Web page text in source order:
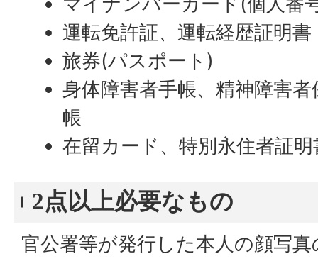
運転免許証、運転経歴証明書
旅券(パスポート)
身体障害者手帳、精神障害
帳
在留カード、特別永住者証
2点以上必要なもの
官公署等が発行した本人の顔写